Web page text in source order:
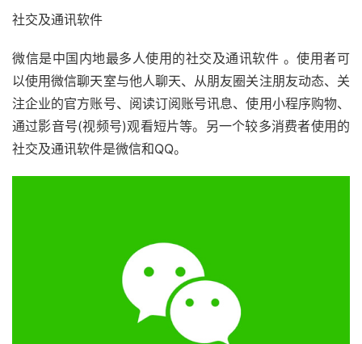
社交及通讯软件
微信是中国内地最多人使用的社交及通讯软件 。使用者可
以使用微信聊天室与他人聊天、从朋友圈关注朋友动态、关
注企业的官方账号、阅读订阅账号讯息、使用小程序购物、
通过影音号(视频号)观看短片等。另一个较多消费者使用的
社交及通讯软件是微信和QQ。